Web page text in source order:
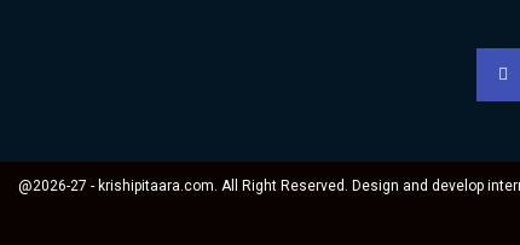
@2026-27 - krishipitaara.com. All Right Reserved. Design and develop